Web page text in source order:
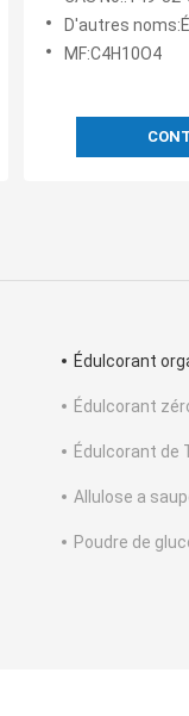
D'autres
MF:C4H10O4
Édulcorant
Édulcorant
Édulcorant de
Allulose a
Poudre de